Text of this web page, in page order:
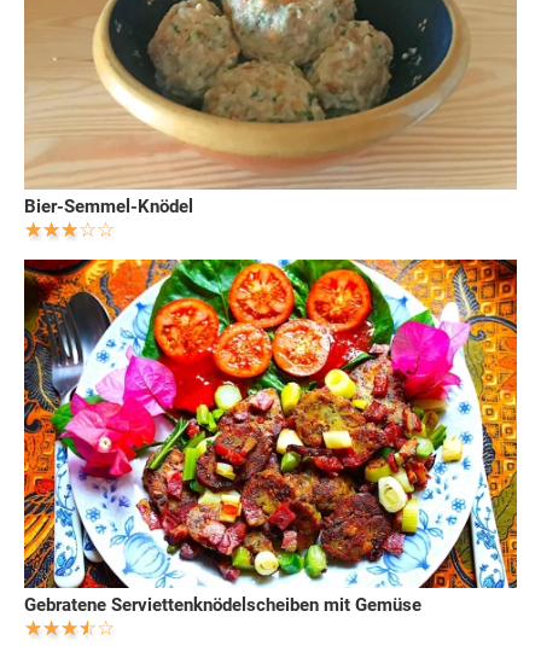
Bier-Semmel-Knödel
Gebratene Serviettenknödelscheiben mit Gemüse